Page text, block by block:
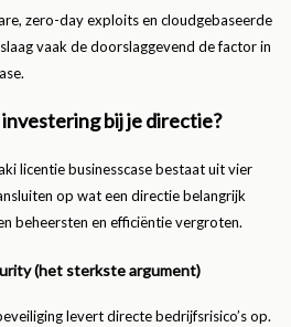
zero-day exploits en cloudgebaseerde
vaak de doorslaggevend de factor in
bij je directie?
licentie businesscase bestaat uit vier
op wat een directie belangrijk
beheersten en efficiëntie vergroten.
(het sterkste argument)
levert directe bedrijfsrisico’s op.